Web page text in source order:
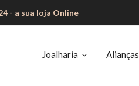
- a sua loja Online
Joalharia Alianças